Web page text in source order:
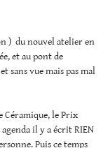
) du nouvel atelier en
et au pont de
sans vue mais pas mal
Céramique, le Prix
il y a écrit RIEN
Puis ce temps